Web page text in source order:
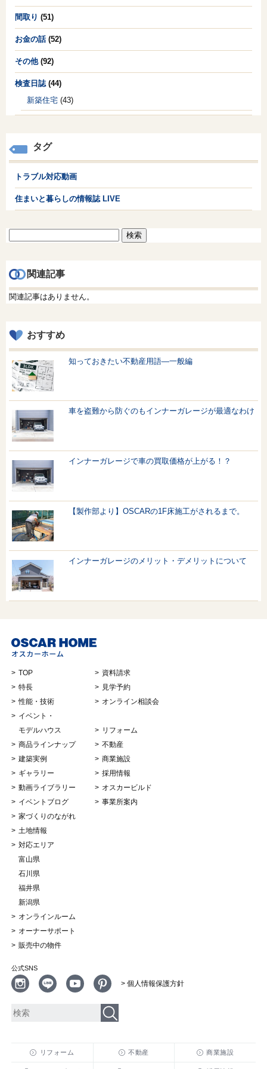
間取り (51)
お金の話(52)
その他(92)
検査日誌 (44)
新築住宅 (43)
タグ
トラブル対応動画
住まいと暮らしの情報誌 LIVE
索:
関連記事
関連記事はありません。
おすすめ
知っておきたい不動産用語—一般編
車を盗難から防ぐのもインナーガレージが最適なわけ
インナーガレージで車の買取価格が上がる！？
【製作部より】OSCARの1F床施工がされるまで。
インナーガレージのメリット・デメリットについて
TOP
特長
性能・技術
イベント・
モデルハウス
商品ラインナップ
建築実例
ギャラリー
動画ライブラリー
イベントブログ
家づくりのながれ
土地情報
対応エリア
富山県
石川県
福井県
新潟県
オンラインルーム
オーナーサポート
販売中の物件
資料請求
見学予約
オンライン相談会
リフォーム
不動産
商業施設
採用情報
オスカービルド
事業所案内
公式SNS
> 個人情報保護方針
リフォーム 不動産 商業施設